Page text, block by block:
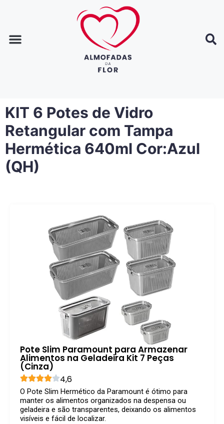
KIT 6 Potes de Vidro
Retangular com Tampa
Hermética 640ml Cor:Azul
(QH)
Pote Slim Paramount para Armazenar
Alimentos na Geladeira Kit 7 Peças
(Cinza)
4,6
O Pote Slim Hermético da Paramount é ótimo para
manter os alimentos organizados na despensa ou
geladeira e são transparentes, deixando os alimentos
visíveis e fácil de localizar.